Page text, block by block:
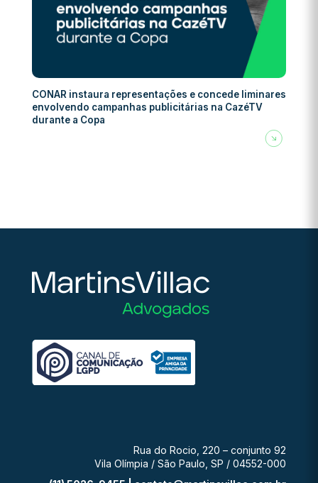
CONAR instaura representações e concede liminares
envolvendo campanhas publicitárias na CazéTV
durante a Copa
Rua do Rocio, 220 – conjunto 92
Vila Olímpia / São Paulo, SP / 04552-000